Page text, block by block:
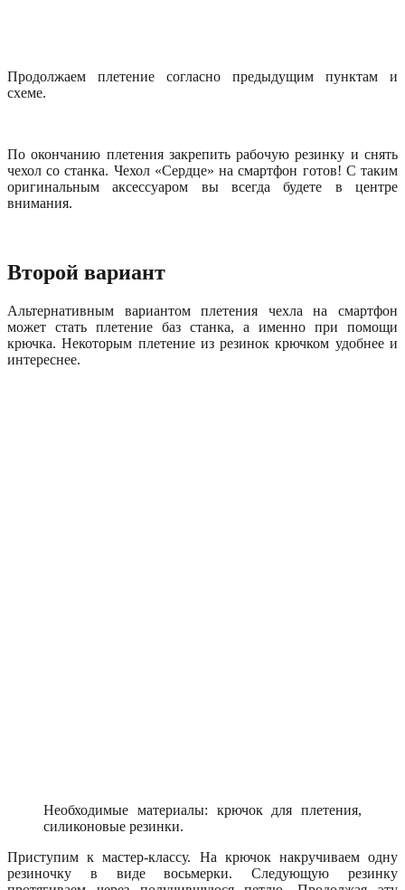
Продолжаем плетение согласно предыдущим пунктам и
схеме.
По окончанию плетения закрепить рабочую резинку и снять
чехол со станка. Чехол «Сердце» на смартфон готов! С таким
оригинальным аксессуаром вы всегда будете в центре
внимания.
Второй вариант
Альтернативным вариантом плетения чехла на смартфон
может стать плетение баз станка, а именно при помощи
крючка. Некоторым плетение из резинок крючком удобнее и
интереснее.
Необходимые материалы: крючок для плетения,
силиконовые резинки.
Приступим к мастер-классу. На крючок накручиваем одну
резиночку в виде восьмерки. Следующую резинку